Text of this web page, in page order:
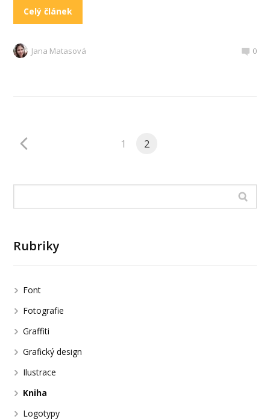
Celý článek
Jana Matasová 0
1 2
Rubriky
Font
Fotografie
Graffiti
Grafický design
Ilustrace
Kniha
Logotypy